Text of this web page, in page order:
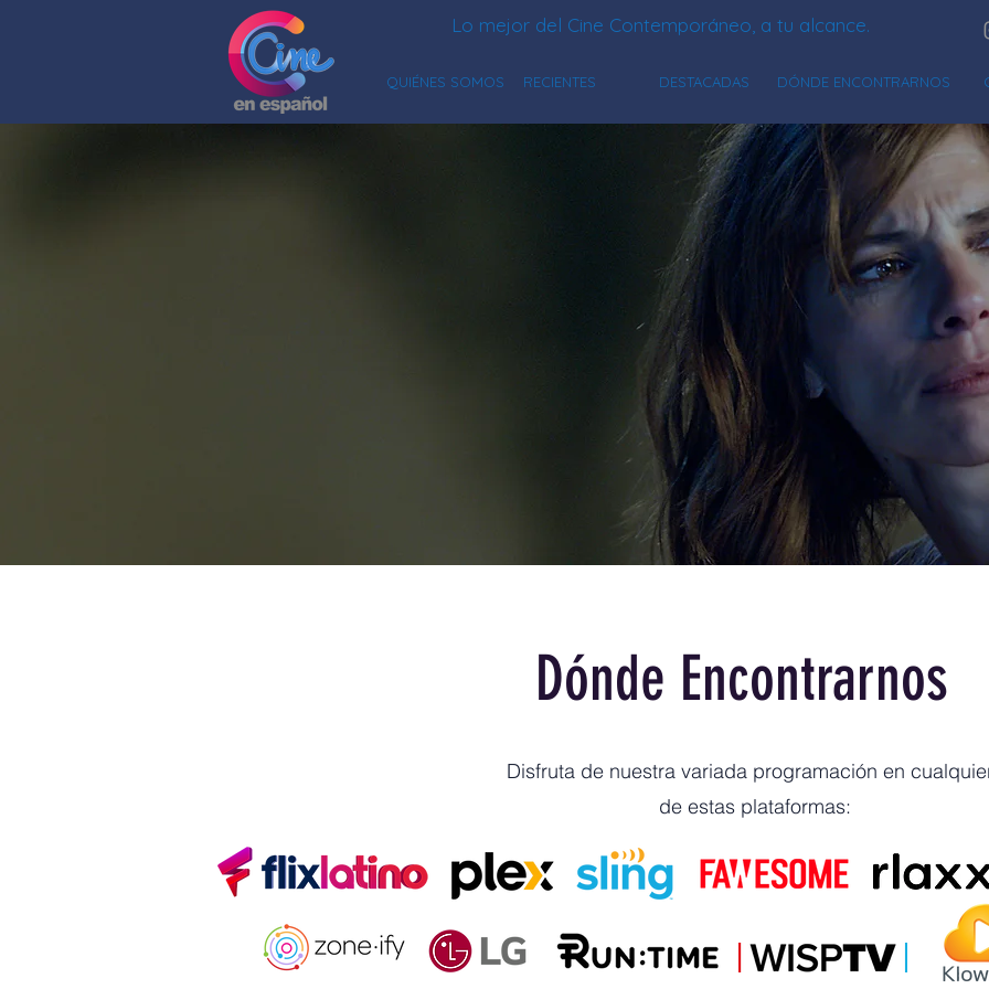
Lo mejor del Cine Contemporáneo, a tu alcance.
QUIÉNES SOMOS RECIENTES DESTACADAS DÓNDE ENCONTRARNOS
Dónde Encontrarnos
Disfruta de nuestra variada programación en
de estas plataformas: